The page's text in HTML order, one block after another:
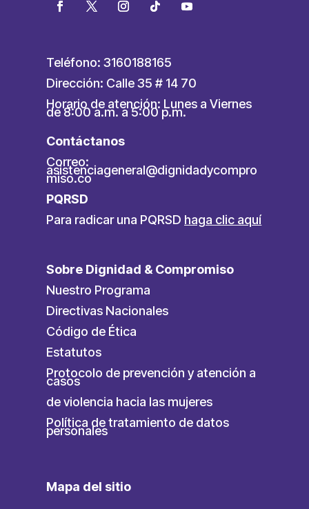
Teléfono: 3160188165
Dirección: Calle 35 # 14 70
Horario de atención: Lunes a Viernes
de 8:00 a.m. a 5:00 p.m.
Contáctanos
Correo:
asistenciageneral@dignidadycompro
miso.co
PQRSD
Para radicar una PQRSD haga clic aquí
Sobre Dignidad & Compromiso
Nuestro Programa
Directivas Nacionales
Código de Ética
Estatutos
Protocolo de prevención y atención a
casos
de violencia hacia las mujeres
Política de tratamiento de datos
personales
Mapa del sitio